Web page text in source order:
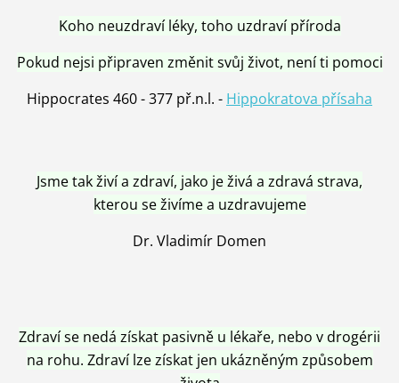
Koho neuzdraví léky, toho uzdraví příroda
Pokud nejsi připraven změnit svůj život, není ti pomoci
Hippocrates 460 - 377 př.n.l. - Hippokratova přísaha
Jsme tak živí a zdraví, jako je živá a zdravá strava,
kterou se živíme a uzdravujeme
Dr. Vladimír Domen
Zdraví se nedá získat pasivně u lékaře, nebo v drogérii
na rohu. Zdraví lze získat jen ukázněným způsobem